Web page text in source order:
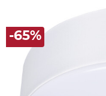
-65%